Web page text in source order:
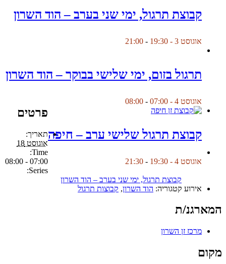
קבוצת תרגול, ימי שני בערב – הוד השרון
אוגוסט 3 - 19:30 -
21:00
תרגול בזום, ימי שלישי בבוקר – הוד השרון
אוגוסט 4 - 07:00 -
08:00
קבוצת תרגול שלישי ערב – חיפה
אוגוסט 4 - 19:30 -
21:30
פרטים
תאריך:
אוגוסט 18
Time:
07:00 - 08:00
Series:
קבוצת תרגול, ימי שני בערב – הוד השרון
אירוע קטגוריה: הוד השרון, קבוצות תרגול
המארגנ/ת
מרכז זן השרון
מקום